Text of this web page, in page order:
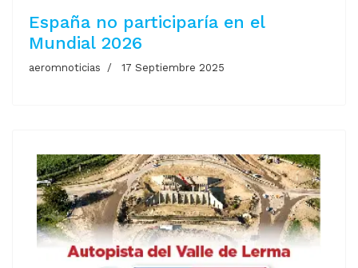
España no participaría en el
Mundial 2026
aeromnoticias 17 Septiembre 2025